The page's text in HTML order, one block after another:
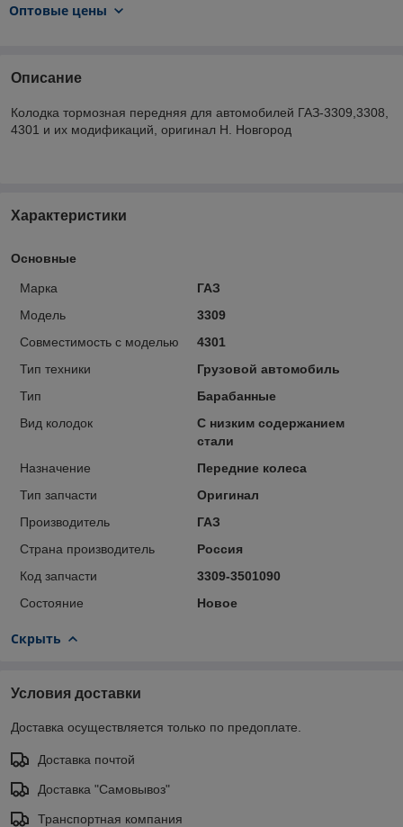
Оптовые цены
Описание
Колодка тормозная передняя для автомобилей ГАЗ-3309,3308,
4301 и их модификаций, оригинал Н. Новгород
Характеристики
Основные
Марка
ГАЗ
Модель
3309
Совместимость с моделью
4301
Тип техники
Грузовой автомобиль
Тип
Барабанные
Вид колодок
С низким содержанием
стали
Назначение
Передние колеса
Тип запчасти
Оригинал
Производитель
ГАЗ
Страна производитель
Россия
Код запчасти
3309-3501090
Состояние
Новое
Скрыть
Условия доставки
Доставка осуществляется только по предоплате.
Доставка почтой
Доставка "Самовывоз"
Транспортная компания